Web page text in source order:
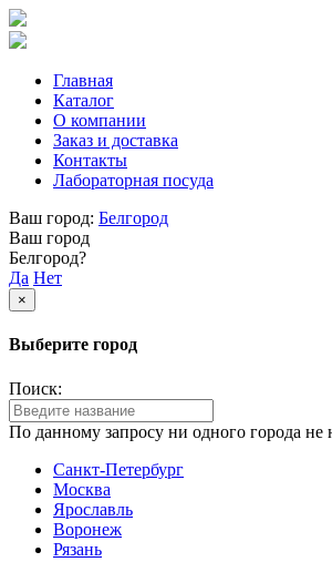
Главная
Каталог
О компании
Заказ и доставка
Контакты
Лабораторная посуда
Ваш город: Белгород
Ваш город
Белгород?
Да Нет
×
Выберите город
Поиск:
По данному запросу ни одного города не
Санкт-Петербург
Москва
Ярославль
Воронеж
Рязань